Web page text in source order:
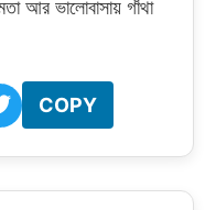
আর ভালোবাসায় গাঁথা
COPY